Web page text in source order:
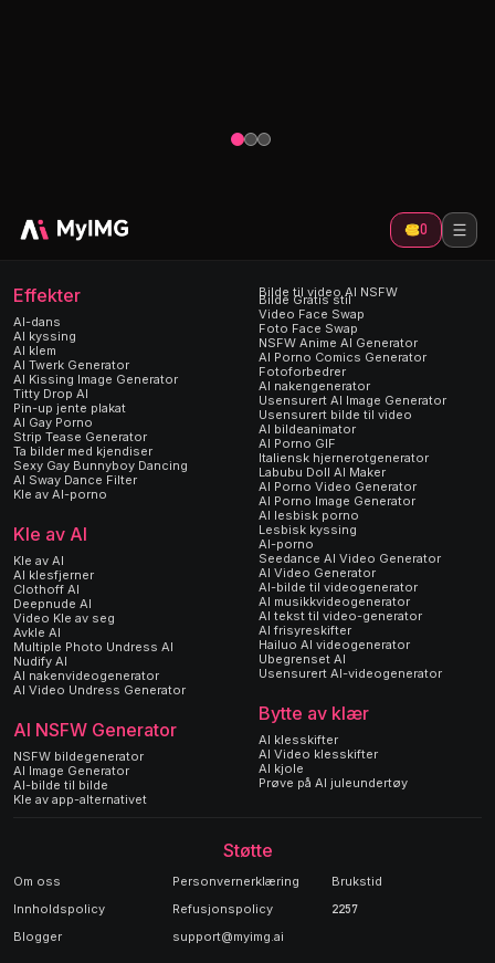
0
Effekter
AI-dans
AI kyssing
AI klem
AI Twerk Generator
AI Kissing Image Generator
Titty Drop AI
Pin-up jente plakat
AI Gay Porno
Strip Tease Generator
Ta bilder med kjendiser
Sexy Gay Bunnyboy Dancing
AI Sway Dance Filter
Kle av AI-porno
Kle av AI
Kle av AI
AI klesfjerner
Clothoff AI
Deepnude AI
Video Kle av seg
Avkle AI
Multiple Photo Undress AI
Nudify AI
AI nakenvideogenerator
AI Video Undress Generator
AI NSFW Generator
NSFW bildegenerator
AI Image Generator
AI-bilde til bilde
Kle av app-alternativet
Bilde til video AI NSFW
Bilde Gratis stil
Video Face Swap
Foto Face Swap
NSFW Anime AI Generator
AI Porno Comics Generator
Fotoforbedrer
AI nakengenerator
Usensurert AI Image Generator
Usensurert bilde til video
AI bildeanimator
AI Porno GIF
Italiensk hjernerotgenerator
Labubu Doll AI Maker
AI Porno Video Generator
AI Porno Image Generator
AI lesbisk porno
Lesbisk kyssing
AI-porno
Seedance AI Video Generator
AI Video Generator
AI-bilde til videogenerator
AI musikkvideogenerator
AI tekst til video-generator
AI frisyreskifter
Hailuo AI videogenerator
Ubegrenset AI
Usensurert AI-videogenerator
Bytte av klær
AI klesskifter
AI Video klesskifter
AI kjole
Prøve på AI juleundertøy
Støtte
Om oss Personvernerklæring
Brukstid
Innholdspolicy
Refusjonspolicy
2257
Blogger
support@myimg.ai